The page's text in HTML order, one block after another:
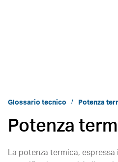
Glossario tecnico Potenza
Potenza
La potenza termica,